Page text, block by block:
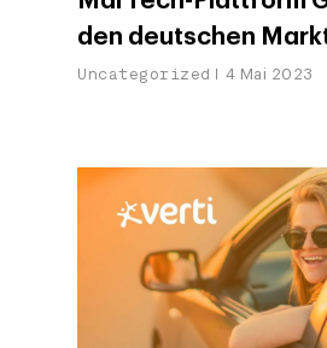
den deutschen
Uncategorized 4 Mai 2023